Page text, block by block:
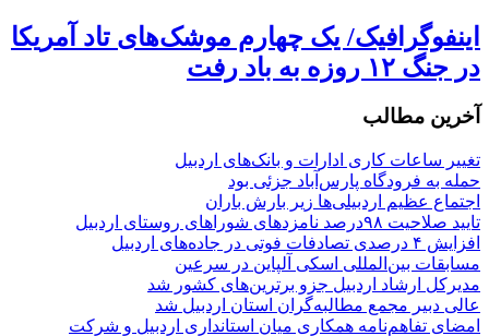
اینفوگرافیک/ یک چهارم موشک‌های تاد آمریکا
در جنگ ۱۲ روزه به باد رفت
آخرین مطالب
تغییر ساعات کاری ادارات و بانک‌های اردبیل
حمله به فرودگاه پارس‌‌آباد جزئی بود
اجتماع عظیم اردبیلی‌ها زیر بارش باران
تایید صلاحیت ۹۸درصد نامزدهای شوراهای روستای اردبیل
افزایش ۴ درصدی تصادفات فوتی در جاده‌های اردبیل
مسابقات بین‌المللی اسکی آلپاین در سرعین
مدیرکل ارشاد اردبیل جزو برترین‌های کشور شد
عالی دبیر مجمع مطالبه‌گران استان اردبیل شد
امضای تفاهم‌نامه همکاری میان استانداری اردبیل و شرکت